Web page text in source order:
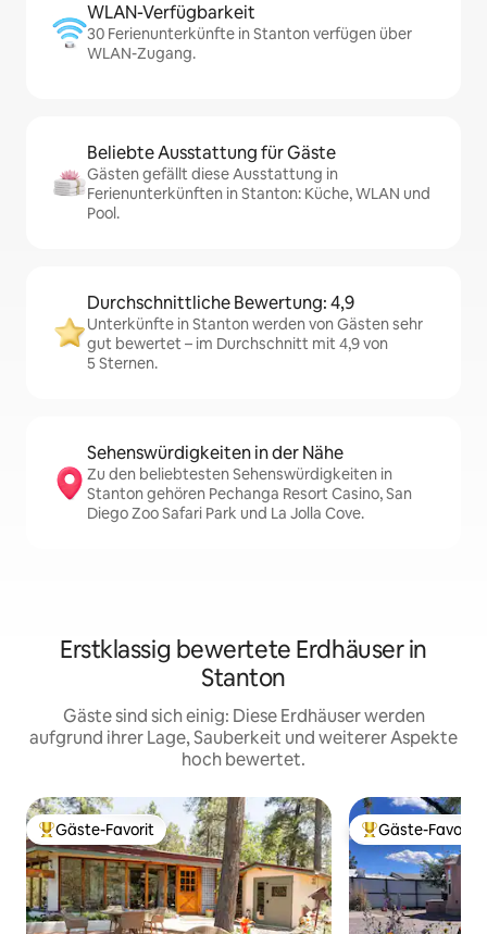
WLAN-Verfügbarkeit
30 Ferienunterkünfte in Stanton verfügen über
WLAN-Zugang.
Beliebte Ausstattung für Gäste
Gästen gefällt diese Ausstattung in
Ferienunterkünften in Stanton: Küche, WLAN und
Pool.
Durchschnittliche Bewertung: 4,9
Unterkünfte in Stanton werden von Gästen sehr
gut bewertet – im Durchschnitt mit 4,9 von
5 Sternen.
Sehenswürdigkeiten in der Nähe
Zu den beliebtesten Sehenswürdigkeiten in
Stanton gehören Pechanga Resort Casino, San
Diego Zoo Safari Park und La Jolla Cove.
Erstklassig bewertete Erdhäuser in
Stanton
Gäste sind sich einig: Diese Erdhäuser werden
aufgrund ihrer Lage, Sauberkeit und weiterer Aspekte
hoch bewertet.
Beliebter Gäste-Favorit.
Gäste-Favorit Beliebter Gäste-
Gäste-Favorit